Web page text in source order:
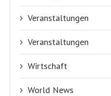
Veranstaltungen
Veranstaltungen
Wirtschaft
World News